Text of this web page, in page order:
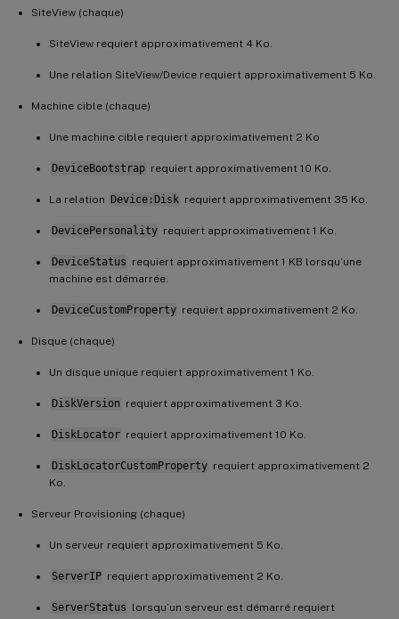
SiteView (chaque)
SiteView requiert approximativement 4 Ko.
Une relation SiteView/Device requiert approximativement 5 Ko.
Machine cible (chaque)
Une machine cible requiert approximativement 2 Ko
DeviceBootstrap requiert approximativement 10 Ko.
La relation Device:Disk requiert approximativement 35 Ko.
DevicePersonality requiert approximativement 1 Ko.
DeviceStatus requiert approximativement 1 KB lorsqu’une
machine est démarrée.
DeviceCustomProperty requiert approximativement 2 Ko.
Disque (chaque)
Un disque unique requiert approximativement 1 Ko.
DiskVersion requiert approximativement 3 Ko.
DiskLocator requiert approximativement 10 Ko.
DiskLocatorCustomProperty requiert approximativement 2
Ko.
Serveur Provisioning (chaque)
Un serveur requiert approximativement 5 Ko.
ServerIP requiert approximativement 2 Ko.
ServerStatus lorsqu’un serveur est démarré requiert